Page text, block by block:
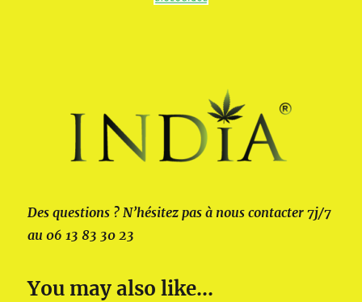
Des questions ? N’hésitez pas à nous contacter 7j/7
au 06 13 83 30 23
You may also like…